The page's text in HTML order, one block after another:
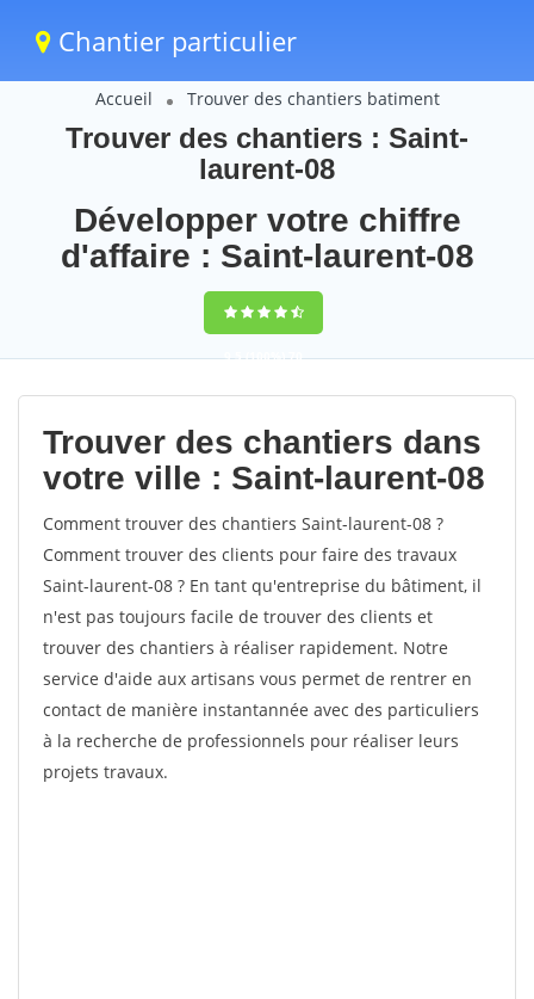
Chantier particulier
Accueil Trouver des chantiers batiment
Trouver des chantiers : Saint-
laurent-08
Développer votre chiffre
d'affaire : Saint-laurent-08
9,5(100%)70
votes
Trouver des chantiers dans
votre ville : Saint-laurent-08
Comment trouver des chantiers Saint-laurent-08 ?
Comment trouver des clients pour faire des travaux
Saint-laurent-08 ? En tant qu'entreprise du bâtiment, il
n'est pas toujours facile de trouver des clients et
trouver des chantiers à réaliser rapidement. Notre
service d'aide aux artisans vous permet de rentrer en
contact de manière instantannée avec des particuliers
à la recherche de professionnels pour réaliser leurs
projets travaux.